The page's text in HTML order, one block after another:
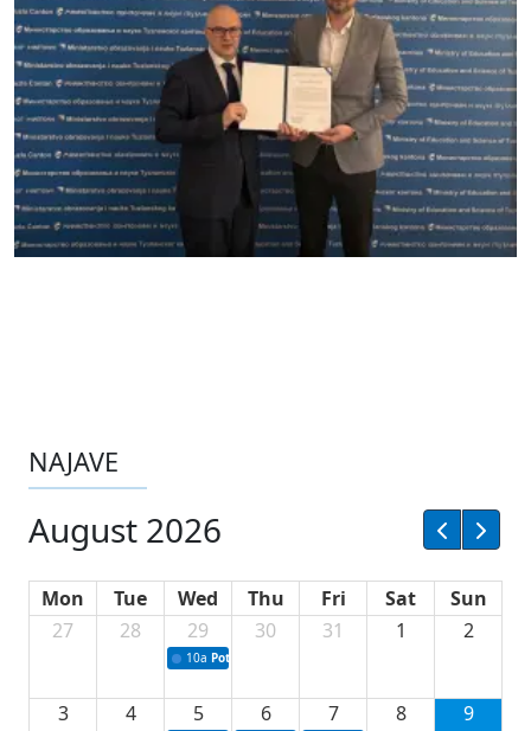
NAJAVE
August 2026
Mon Tue Wed Thu Fri Sat
Sun
27
28 29
10a Potpisivanje ugovora sa neprofitnim
30 31 1 2
3 4 5 6 7 8 9